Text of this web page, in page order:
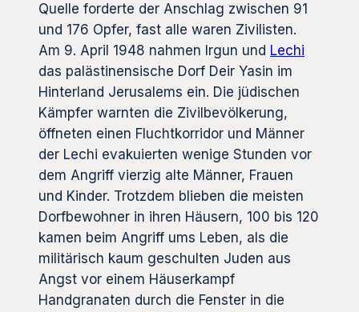
Quelle forderte der Anschlag zwischen 91
und 176 Opfer, fast alle waren Zivilisten.
Am 9. April 1948 nahmen Irgun und Lechi
das palästinensische Dorf Deir Yasin im
Hinterland Jerusalems ein. Die jüdischen
Kämpfer warnten die Zivilbevölkerung,
öffneten einen Fluchtkorridor und Männer
der Lechi evakuierten wenige Stunden vor
dem Angriff vierzig alte Männer, Frauen
und Kinder. Trotzdem blieben die meisten
Dorfbewohner in ihren Häusern, 100 bis 120
kamen beim Angriff ums Leben, als die
militärisch kaum geschulten Juden aus
Angst vor einem Häuserkampf
Handgranaten durch die Fenster in die